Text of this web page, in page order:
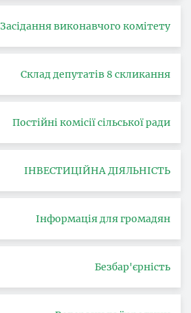
Засідання виконавчого комітету
Склад депутатів 8 скликання
Постійні комісії сільської ради
ІНВЕСТИЦІЙНА ДІЯЛЬНІСТЬ
Інформація для громадян
Безбар'єрність